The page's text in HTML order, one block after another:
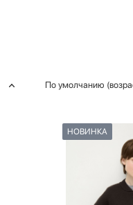
По умолчанию
НОВИНКА